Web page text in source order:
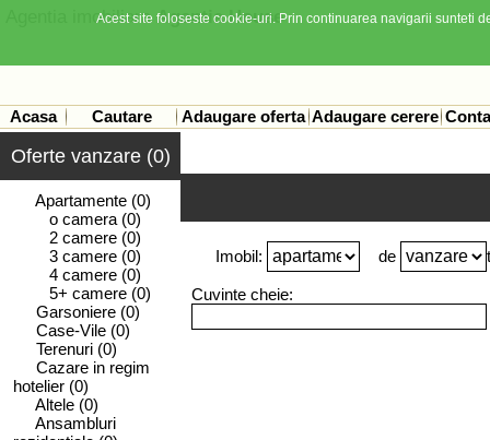
Agentia imobiliara Agentia House
Acasa Cautare Adaugare oferta Adaugare cerere
Oferte vanzare (0)
Apartamente (0)
o camera (0)
2 camere (0)
3 camere (0)
4 camere (0)
5+ camere (0)
Garsoniere (0)
Case-Vile (0)
Terenuri (0)
Cazare in regim
hotelier (0)
Altele (0)
Ansambluri
Imobil: de
Cuvinte cheie:
Acest site foloseste cookie-uri. Prin continuarea navigarii sunteti